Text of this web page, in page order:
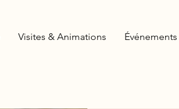
Visites & Animations